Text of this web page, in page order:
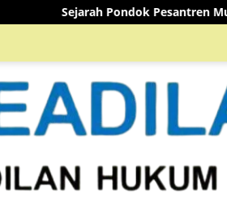
Pesantren Mutiara Al-Qur’an